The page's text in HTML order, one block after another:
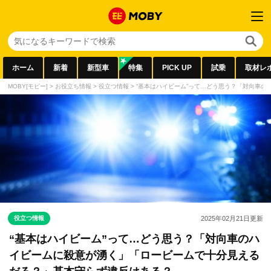
ホーム 新着 新型車 特集 PICK UP 試乗 取材レ
MOBY[モビー] > お役立ち情報 > 役立つ情報 > “基本はハイビーム”って…どう思う？「対向車
役立つ情報 2025年02月21日更新
“基本はハイビーム”って…どう思う？「対向車のハ
イビームに殺意が湧く」「ロービームで十分見える